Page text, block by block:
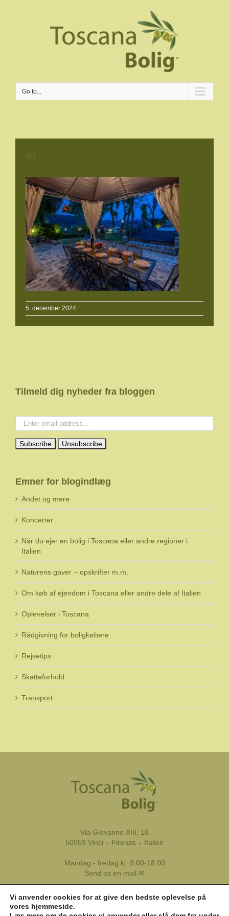
Go to...
5. december 2024
Tilmeld dig nyheder fra bloggen
Emner for blogindlæg
Andet og mere
Koncerter
Når du ejer en bolig i Toscana eller andre regioner i
Italien
Naturens gaver – opskrifter m.m.
Om køb af ejendom i Toscana eller andre dele af Italien
Oplevelser i Toscana
Rådgivning for boligkøbere
Rejsetips
Skatteforhold
Transport
Via Giovanne XIII, 18
50059 Vinci ⬩ Firenze ⬩ Italien
Mandag - fredag kl. 9.00-18.00
Send os en mail ✉
Tel.:
+39 333 8799 116
+45 45 81 45 11
Vi anvender cookies for at give den bedste oplevelse på
vores hjemmeside.